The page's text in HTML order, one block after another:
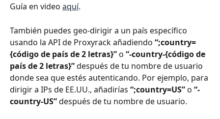
Guía en video aquí.
También puedes geo-dirigir a un país específico
usando la API de Proxyrack añadiendo “;country=
{código de país de 2 letras}” o “-country-{código de
país de 2 letras}” después de tu nombre de usuario
donde sea que estés autenticando. Por ejemplo, para
dirigir a IPs de EE.UU., añadirías “;country=US” o “-
country-US” después de tu nombre de usuario.